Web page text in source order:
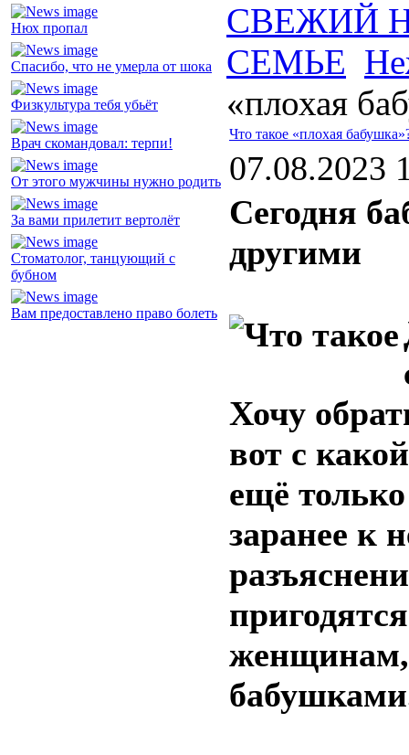
Нюх пропал
Спасибо, что не умерла от шока
Физкультура тебя убьёт
Врач скомандовал: терпи!
От этого мужчины нужно родить
За вами прилетит вертолёт
Стоматолог, танцующий с
бубном
Вам предоставлено право болеть
СВЕЖИЙ
СЕМЬЕ
«плохая
Что такое «плохая
07.08.2023
Сегодня
другими
Хочу
вот с
ещё
заранее к
женщинам,